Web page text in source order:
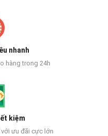
nhanh
hàng trong 24h
kiệm
ưu đãi cực lớn